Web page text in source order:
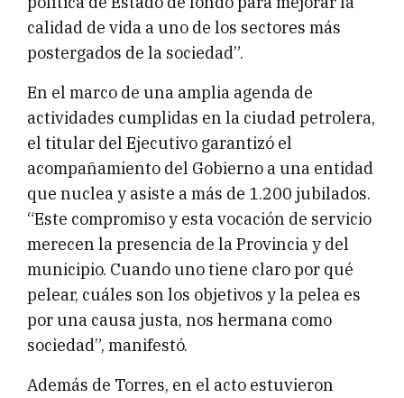
calidad de vida a uno de los sectores más
postergados de la sociedad”.
En el marco de una amplia agenda de
actividades cumplidas en la ciudad petrolera,
el titular del Ejecutivo garantizó el
acompañamiento del Gobierno a una entidad
que nuclea y asiste a más de 1.200 jubilados.
“Este compromiso y esta vocación de servicio
merecen la presencia de la Provincia y del
municipio. Cuando uno tiene claro por qué
pelear, cuáles son los objetivos y la pelea es
por una causa justa, nos hermana como
sociedad”, manifestó.
Además de Torres, en el acto estuvieron